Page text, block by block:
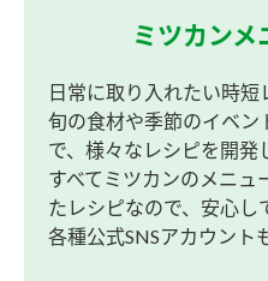
ミツカンメ
日常に取り入れたい時短
旬の食材や季節のイベン
で、様々なレシピを開発
すべてミツカンのメニュ
たレシピなので、安心し
各種公式SNSアカウント